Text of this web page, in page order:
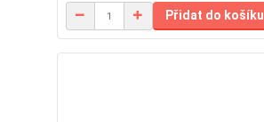
Přidat do košíku